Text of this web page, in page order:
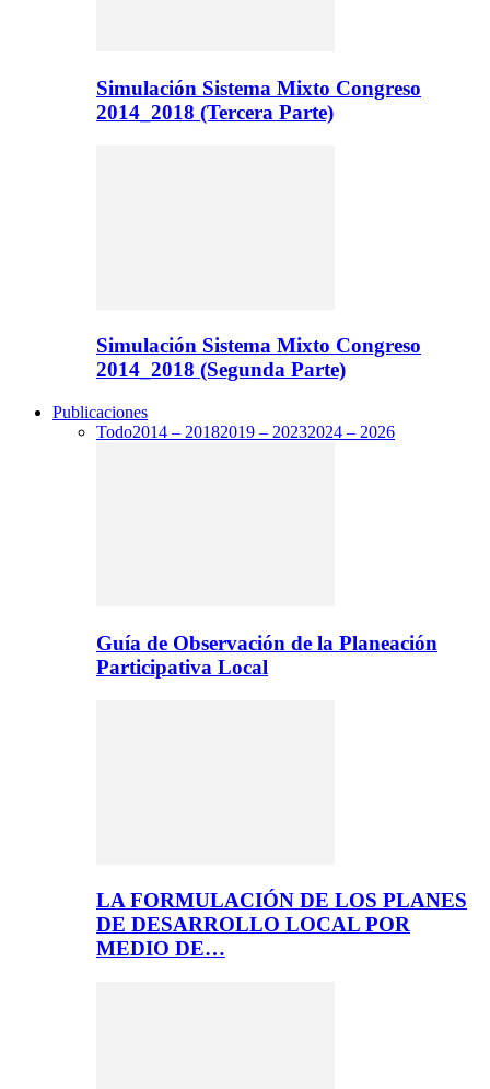
Simulación Sistema Mixto Congreso
2014_2018 (Tercera Parte)
Simulación Sistema Mixto Congreso
2014_2018 (Segunda Parte)
Publicaciones
Todo2014 – 20182019 – 20232024 – 2026
Guía de Observación de la Planeación
Participativa Local
LA FORMULACIÓN DE LOS PLANES
DE DESARROLLO LOCAL POR
MEDIO DE…